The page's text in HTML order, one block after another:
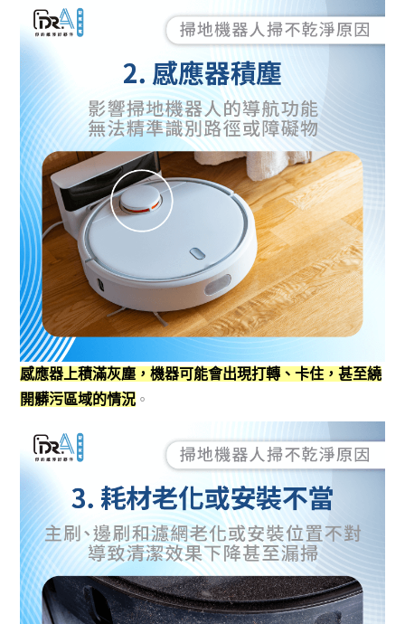
感應器上積滿灰塵，機器可能會出現打轉、卡住，甚至繞
開髒污區域的情況 。